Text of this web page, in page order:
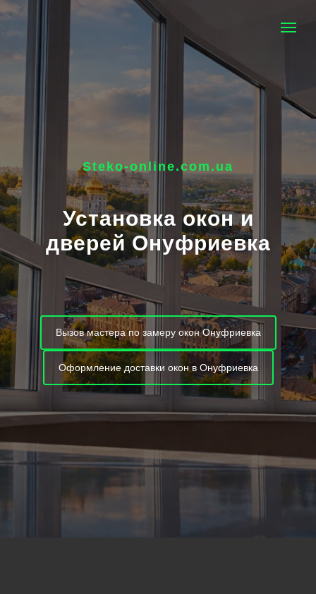
Steko-online.com.ua
Установка окон и
дверей Онуфриевка
Вызов мастера по замеру окон Онуфриевка
Оформление доставки окон в Онуфриевка